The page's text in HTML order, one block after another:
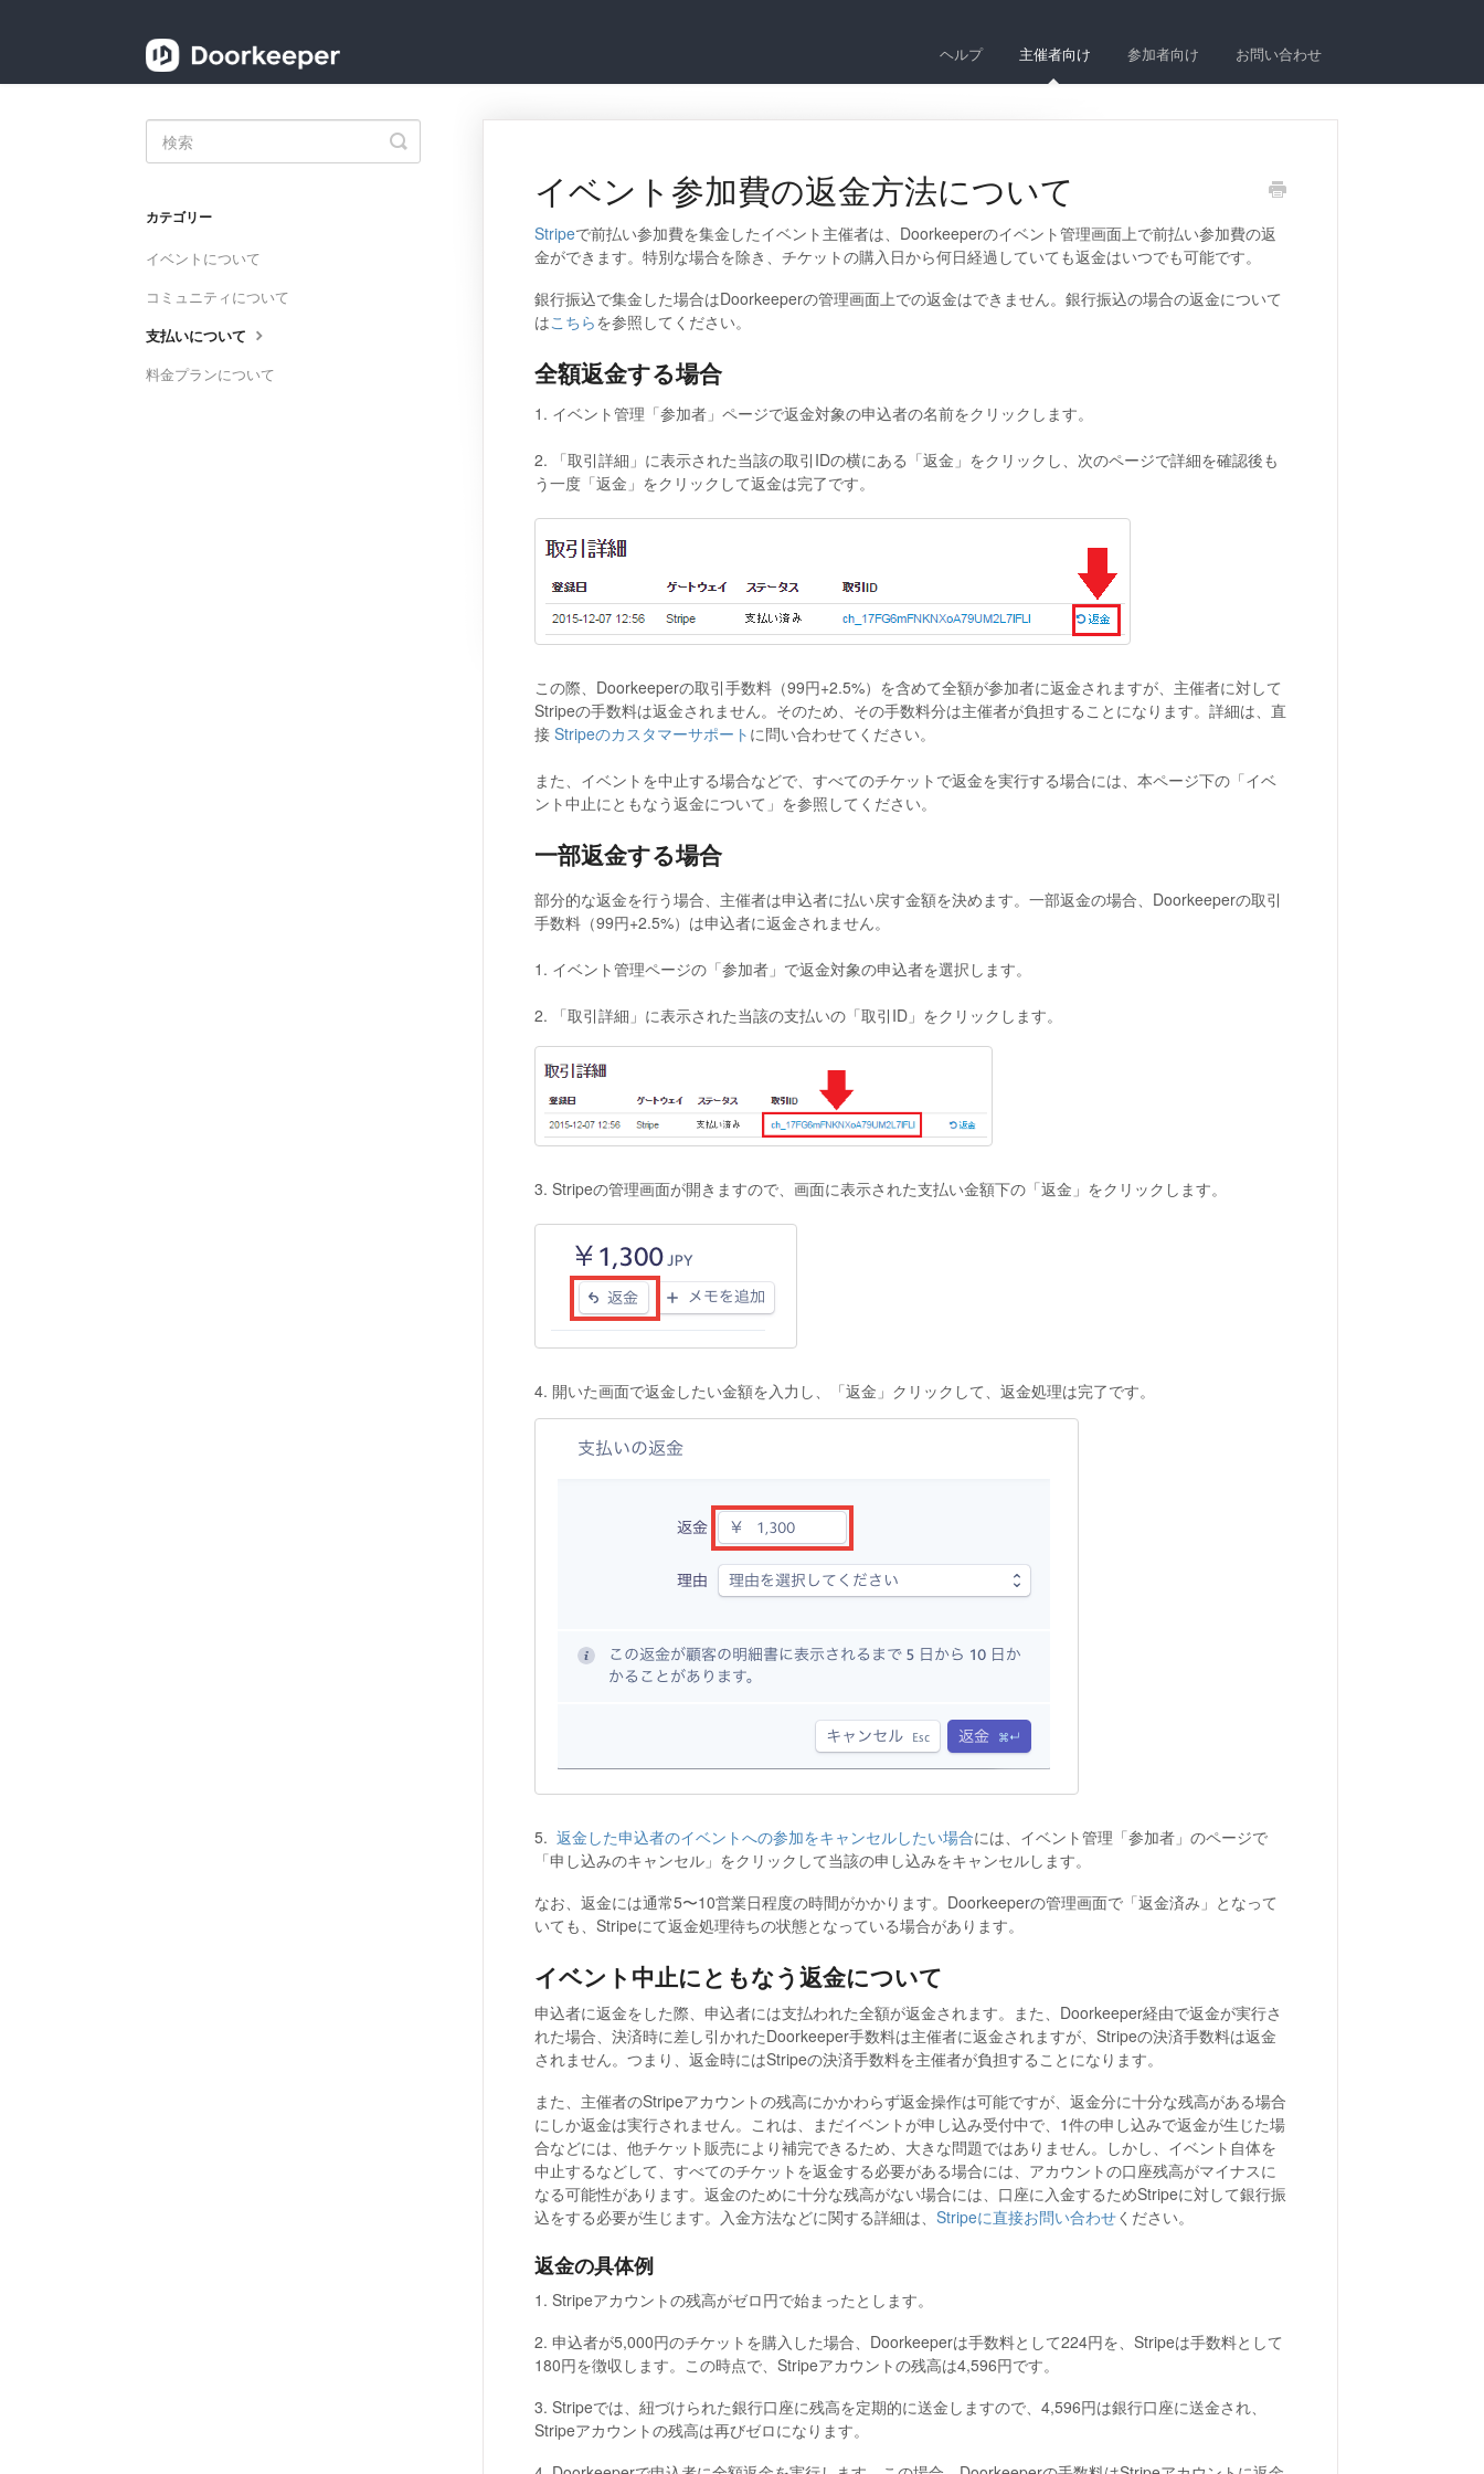
ヘルプ 主催者向け 参加者向け お問い合わせ
イベント参加費の返金方法について
Stripeで前払い参加費を集金したイベント主催者は、Doorkeeperのイベント管理画面上で前払い参加費の返
金ができます。特別な場合を除き、チケットの購入日から何日経過していても返金はいつでも可能です。
銀行振込で集金した場合はDoorkeeperの管理画面上での返金はできません。銀行振込の場合の返金について
はこちらを参照してください。
全額返金する場合
1. イベント管理「参加者」ページで返金対象の申込者の名前をクリックします。
2. 「取引詳細」に表示された当該の取引IDの横にある「返金」をクリックし、次のページで詳細を確認後も
う一度「返金」をクリックして返金は完了です。
この際、Doorkeeperの取引手数料（99円+2.5%）を含めて全額が参加者に返金されますが、主催者に対して
Stripeの手数料は返金されません。そのため、その手数料分は主催者が負担することになります。詳細は、直
接 Stripeのカスタマーサポート に問い合わせてください。
また、イベントを中止する場合などで、すべてのチケットで返金を実行する場合には、本ページ下の「イベ
ント中止にともなう返金について」を参照してください。
一部返金する場合
部分的な返金を行う場合、主催者は申込者に払い戻す金額を決めます。一部返金の場合、Doorkeeperの取引
手数料（99円+2.5%）は申込者に返金されません。
1. イベント管理ページの「参加者」で返金対象の申込者を選択します。
2. 「取引詳細」に表示された当該の支払いの「取引ID」をクリックします。
3. Stripeの管理画面が開きますので、画面に表示された支払い金額下の「返金」をクリックします。
4. 開いた画面で返金したい金額を入力し、「返金」クリックして、返金処理は完了です。
5. 返金した申込者のイベントへの参加をキャンセルしたい場合には、イベント管理「参加者」のページで
「申し込みのキャンセル」をクリックして当該の申し込みをキャンセルします。
なお、返金には通常5〜10営業日程度の時間がかかります。Doorkeeperの管理画面で「返金済み」となって
いても、Stripeにて返金処理待ちの状態となっている場合があります。
イベント中止にともなう返金について
申込者に返金をした際、申込者には支払われた全額が返金されます。また、Doorkeeper経由で返金が実行さ
れた場合、決済時に差し引かれたDoorkeeper手数料は主催者に返金されますが、Stripeの決済手数料は返金
されません。つまり、返金時にはStripeの決済手数料を主催者が負担することになります。
また、主催者のStripeアカウントの残高にかかわらず返金操作は可能ですが、返金分に十分な残高がある場合
にしか返金は実行されません。これは、まだイベントが申し込み受付中で、1件の申し込みで返金が生じた場
合などには、他チケット販売により補完できるため、大きな問題ではありません。しかし、イベント自体を
中止するなどして、すべてのチケットを返金する必要がある場合には、アカウントの口座残高がマイナスに
なる可能性があります。返金のために十分な残高がない場合には、口座に入金するためStripeに対して銀行振
込をする必要が生じます。入金方法などに関する詳細は、 Stripeに直接お問い合わせください。
返金の具体例
1. Stripeアカウントの残高がゼロ円で始まったとします。
2. 申込者が5,000円のチケットを購入した場合、Doorkeeperは手数料として224円を、Stripeは手数料として
180円を徴収します。この時点で、Stripeアカウントの残高は4,596円です。
3. Stripeでは、紐づけられた銀行口座に残高を定期的に送金しますので、4,596円は銀行口座に送金され、
Stripeアカウントの残高は再びゼロになります。
Toggle
Search
カテゴリー
イベントについて
コミュニティについて
支払いについて
料金プランについて